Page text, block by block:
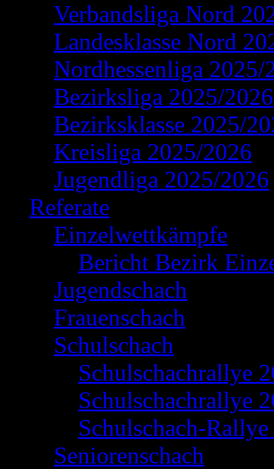
Verbandsliga Nord
Landesklasse Nord
Nordhessenliga 2025/
Bezirksliga 2025/2026
Bezirksklasse 2025/
Kreisliga 2025/2026
Jugendliga 2025/2026
Referate
Einzelwettkämpfe
Bericht Bezirk
Jugendschach
Frauenschach
Schulschach
Schulschachrallye
Schulschachrallye
Schulschach-
Seniorenschach